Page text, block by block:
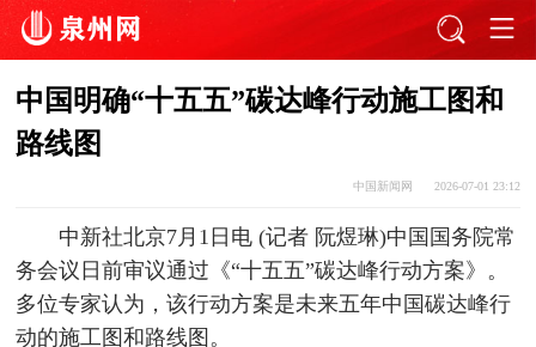
中国明确“十五五”碳达峰行动施工图和
路线图
中国新闻网 2026-07-01 23:12
中新社北京7月1日电 (记者 阮煜琳)中国国务院常
务会议日前审议通过《“十五五”碳达峰行动方案》。
多位专家认为，该行动方案是未来五年中国碳达峰行
动的施工图和路线图。